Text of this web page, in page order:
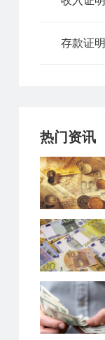
存款证明
热门资讯